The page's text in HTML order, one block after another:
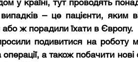
у країні, тут проводять
– це пацієнти, яким
або ж порадили їхати в Європу.
подивитися на роботу
а також побачити нові